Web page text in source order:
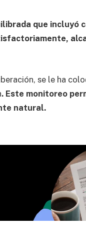
que incluyó
se le ha
. Este monitoreo
natural.